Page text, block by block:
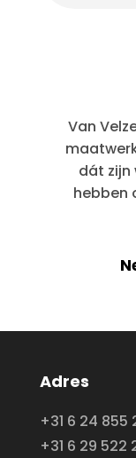
Van
dát zijn
hebben
Adres
+31 6 24 855
+31 6 29 522